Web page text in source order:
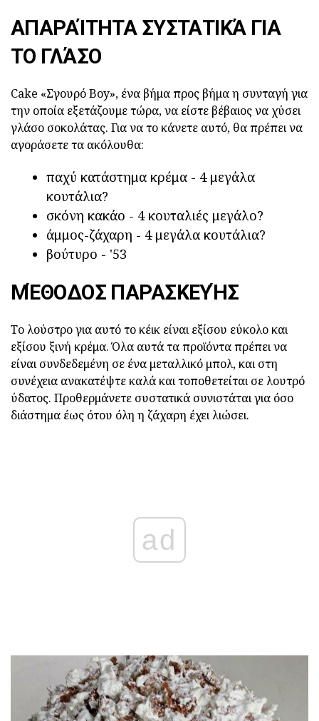
ΑΠΑΡΑΊΤΗΤΑ ΣΥΣΤΑΤΙΚΆ ΓΙΑ
ΤΟ ΓΛΆΣΟ
Cake «Σγουρό Boy», ένα βήμα προς βήμα η συνταγή για
την οποία εξετάζουμε τώρα, να είστε βέβαιος να χύσει
γλάσο σοκολάτας. Για να το κάνετε αυτό, θα πρέπει να
αγοράσετε τα ακόλουθα:
παχύ κατάστημα κρέμα - 4 μεγάλα
κουτάλια?
σκόνη κακάο - 4 κουταλιές μεγάλο?
άμμος-ζάχαρη - 4 μεγάλα κουτάλια?
βούτυρο - '53
ΜΈΘΟΔΟΣ ΠΑΡΑΣΚΕΥΉΣ
Το λούστρο για αυτό το κέικ είναι εξίσου εύκολο και
εξίσου ξινή κρέμα. Όλα αυτά τα προϊόντα πρέπει να
είναι συνδεδεμένη σε ένα μεταλλικό μπολ, και στη
συνέχεια ανακατέψτε καλά και τοποθετείται σε λουτρό
ύδατος. Προθερμάνετε συστατικά συνιστάται για όσο
διάστημα έως ότου όλη η ζάχαρη έχει λιώσει.
ad